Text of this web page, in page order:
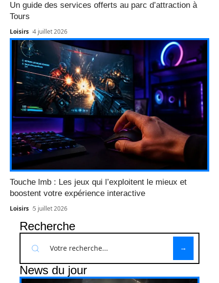
Un guide des services offerts au parc d’attraction à
Tours
Loisirs 4 juillet 2026
Touche lmb : Les jeux qui l’exploitent le mieux et
boostent votre expérience interactive
Loisirs 5 juillet 2026
Recherche
News du jour